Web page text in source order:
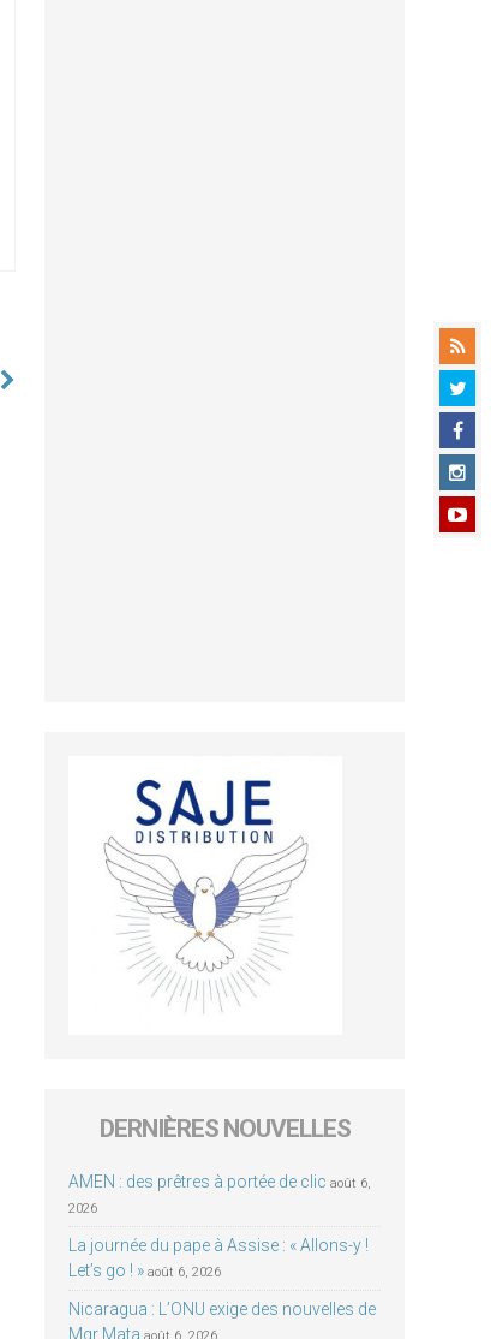
DERNIÈRES NOUVELLES
AMEN : des prêtres à portée de clic août 6,
2026
La journée du pape à Assise : « Allons-y !
Let’s go ! » août 6, 2026
Nicaragua : L’ONU exige des nouvelles de
Mgr Mata